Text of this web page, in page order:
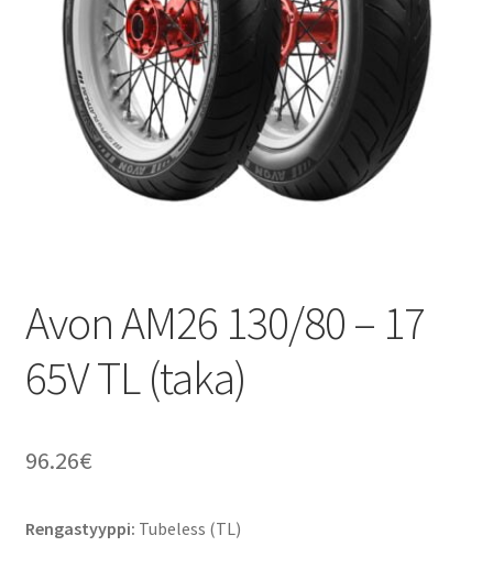
Avon AM26 130/80 – 17
65V TL (taka)
96.26€
Rengastyyppi: Tubeless (TL)